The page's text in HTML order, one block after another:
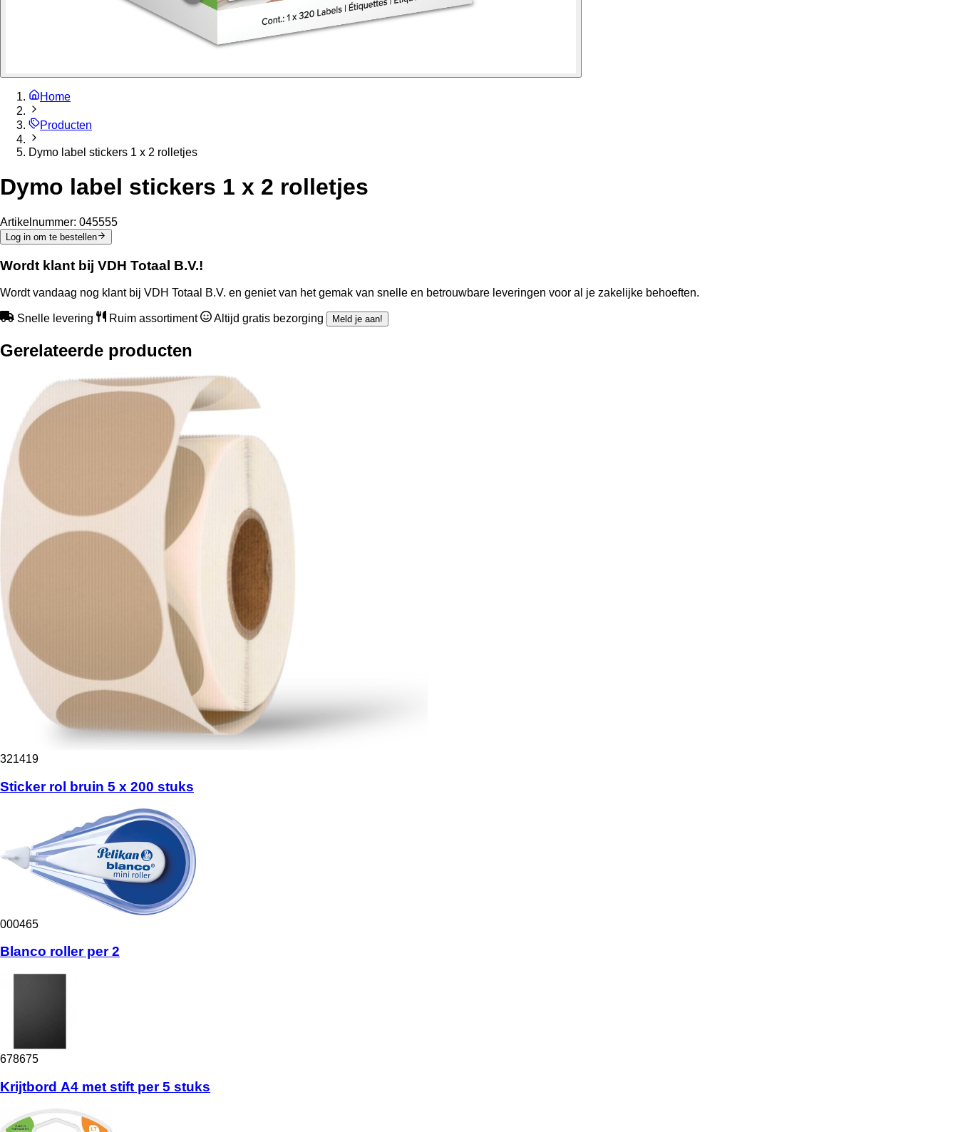
Home
Producten
Dymo label stickers 1 x 2 rolletjes
Dymo label stickers 1 x 2 rolletjes
Artikelnummer: 045555
Log in om te bestellen
Wordt klant bij VDH Totaal B.V.!
Wordt vandaag nog klant bij VDH Totaal B.V. en geniet van het gemak van snelle en betrouwbare leveringen voor al je zakelijke behoeften.
Snelle levering Ruim assortiment Altijd gratis bezorging Meld je aan!
Gerelateerde producten
321419
Sticker rol bruin 5 x 200 stuks
000465
Blanco roller per 2
678675
Krijtbord A4 met stift per 5 stuks